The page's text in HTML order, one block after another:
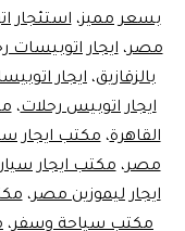
بسعر مميز،استئجار
مصر،ايجار اتوبيسات
بالزقازيق، ايجار
ايجار اتوبيس رحلات،
القاهرة،مكتب ايجار
مصر،مكتب ايجار
ايجار ليموزين مصر،
مكتب سياحة وسفر،